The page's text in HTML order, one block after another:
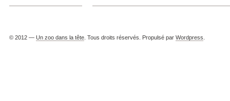
© 2012 — Un zoo dans la tête. Tous droits réservés. Propulsé par Wordpress